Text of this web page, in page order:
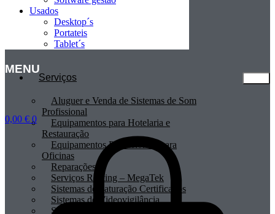
Usados
Desktop´s
Portateis
Tablet´s
MENU
Serviços
Aluguer e Venda de Sistemas de Som
Profissional
Equipamentos para Hotelaria e
Restauração
Equipamentos Profissionais para
Oficinas
Reparações
Serviços Renting – MegaTek
Sistemas de Faturação Certificados
Sistemas de Videovigilância
Sistemas POS
0,00 € 0